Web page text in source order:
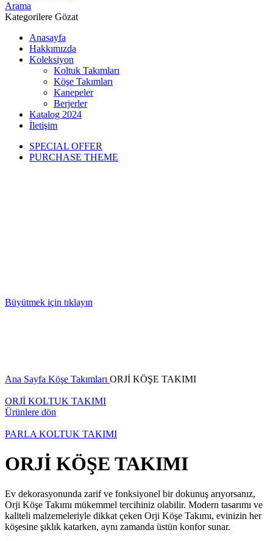
Arama
Kategorilere Gözat
Anasayfa
Hakkımızda
Koleksiyon
Koltuk Takımları
Köşe Takımları
Kanepeler
Berjerler
Katalog 2024
İletişim
SPECIAL OFFER
PURCHASE THEME
Büyütmek için tıklayın
Ana Sayfa Köşe Takımları ORJİ KÖŞE TAKIMI
ORJİ KOLTUK TAKIMI
Ürünlere dön
PARLA KOLTUK TAKIMI
ORJİ KÖŞE TAKIMI
Ev dekorasyonunda zarif ve fonksiyonel bir dokunuş arıyorsanız,
Orji Köşe Takımı mükemmel tercihiniz olabilir. Modern tasarımı ve
kaliteli malzemeleriyle dikkat çeken Orji Köşe Takımı, evinizin her
köşesine şıklık katarken, aynı zamanda üstün konfor sunar.